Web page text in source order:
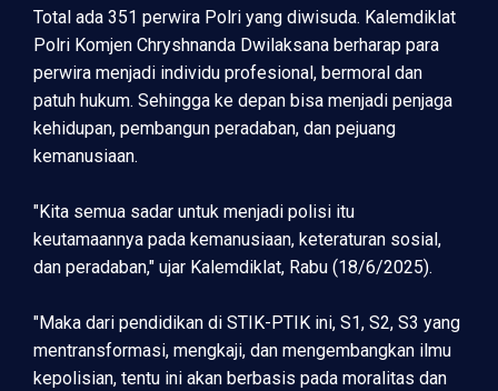
Total ada 351 perwira Polri yang diwisuda. Kalemdiklat
Polri Komjen Chryshnanda Dwilaksana berharap para
perwira menjadi individu profesional, bermoral dan
patuh hukum. Sehingga ke depan bisa menjadi penjaga
kehidupan, pembangun peradaban, dan pejuang
kemanusiaan.
"Kita semua sadar untuk menjadi polisi itu
keutamaannya pada kemanusiaan, keteraturan sosial,
dan peradaban," ujar Kalemdiklat, Rabu (18/6/2025).
"Maka dari pendidikan di STIK-PTIK ini, S1, S2, S3 yang
mentransformasi, mengkaji, dan mengembangkan ilmu
kepolisian, tentu ini akan berbasis pada moralitas dan